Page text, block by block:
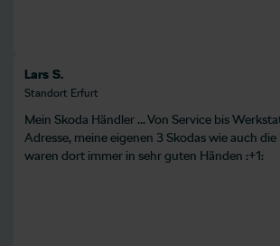
Lars S.
Standort Erfurt
Mein Skoda Händler ... Von Service bis
Adresse, meine eigenen 3 Skodas wie auch
waren dort immer in sehr guten Händen :+1: